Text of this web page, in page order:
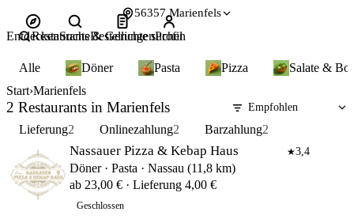
56357 Marienfels
Restaurants & Gerichte suchen
Alle Döner Pasta Pizza
Salate &
Start Marienfels
2 Restaurants in Marienfels
Lieferung2 Onlinezahlung2 Barzahlung2
Nassauer Pizza & Kebap Haus ★3,4
Döner · Pasta · Nassau (11,8 km)
ab 23,00 € · Lieferung 4,00 €
Geschlossen
EntdeckenSucheBestellungenProfil